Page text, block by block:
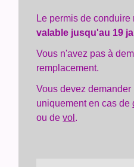
Le permis de
valable jusqu'au 19
Vous n'avez pas à
remplacement.
Vous devez
uniquement en cas de
ou devol .